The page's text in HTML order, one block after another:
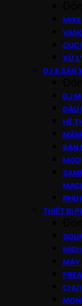
CỤC
XỬ
DJ & SẢN
DJ
ĐẦU
HỆ
BÀN
PHỤ
THIẾT BỊ
MIDI
MÁY